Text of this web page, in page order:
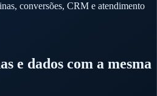
conversões, CRM e atendimento
e dados com a mesma